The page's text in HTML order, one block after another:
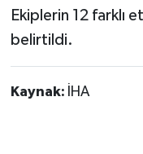
Ekiplerin 12 farklı
belirtildi.
Kaynak: İHA